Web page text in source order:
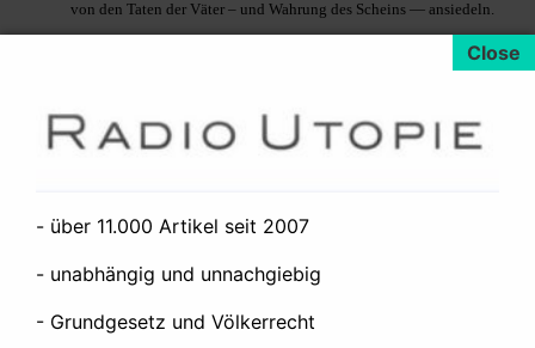
von den Taten der Väter – und Wahrung des Scheins — ansiedeln.
Toll auch der Auflauf der Geheimdienste, die wie die Fliege
auf einen Kuhfladen reagieren und nur deshalb in Issa (anfänglich)
eine Gefahr sehen. Erkennen dann aber, dass sie einen unschuldigen
Qaida in eine Falle zu locken.
Sportskanone „Melik“, bei dem Issa Unterschlupf findet und von
wegen Klassische Musik am Hamburger Hauptbahnhof, John le
- über 11.000 Artikel seit 2007
- unabhängig und unnachgiebig
- Grundgesetz und Völkerrecht